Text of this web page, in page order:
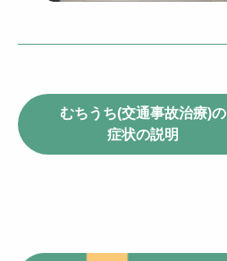
むちうち(交通事故治療)の
症状の説明